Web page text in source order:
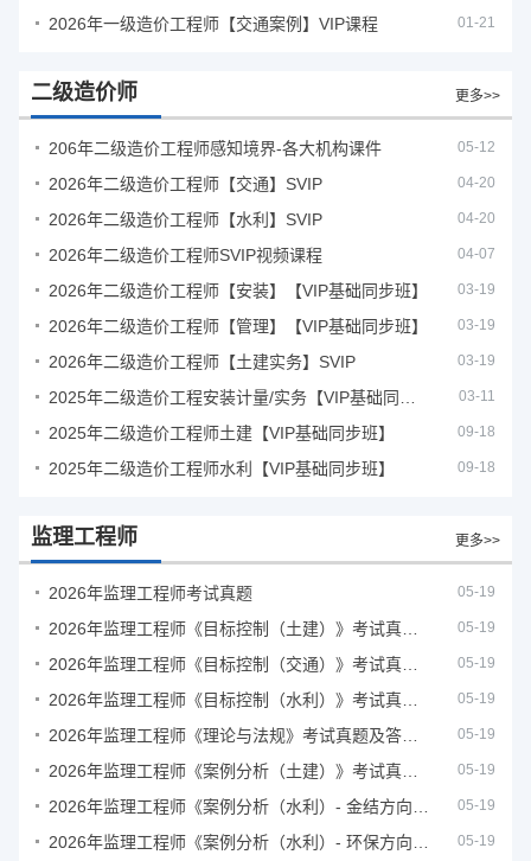
2026年一级造价工程师【交通案例】VIP课程 01-21
二级造价师 更多>>
206年二级造价工程师感知境界-各大机构课件 05-12
2026年二级造价工程师【交通】SVIP 04-20
2026年二级造价工程师【水利】SVIP 04-20
2026年二级造价工程师SVIP视频课程 04-07
2026年二级造价工程师【安装】【VIP基础同步班】 03-19
2026年二级造价工程师【管理】【VIP基础同步班】 03-19
2026年二级造价工程师【土建实务】SVIP 03-19
03-11
2025年二级造价工程师土建【VIP基础同步班】 09-18
2025年二级造价工程师水利【VIP基础同步班】 09-18
监理工程师 更多>>
2026年监理工程师考试真题 05-19
05-19
05-19
05-19
05-19
05-19
05-19
05-19